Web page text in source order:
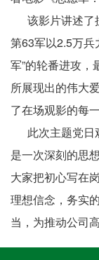
该影片讲述了
第63军以2.5万兵
军”的轮番进攻
所展现出的伟大
了在场观影的每一
此次主题党日
是一次深刻的思
大家把初心写在
理想信念，务实
当，为推动公司